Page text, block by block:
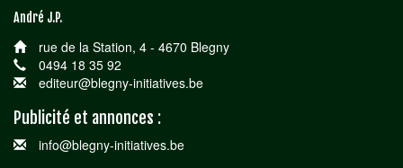
André J.P.
rue de la Station, 4 - 4670 Blegny
0494 18 35 92
editeur@blegny-initiatives.be
Publicité et annonces :
info@blegny-initiatives.be